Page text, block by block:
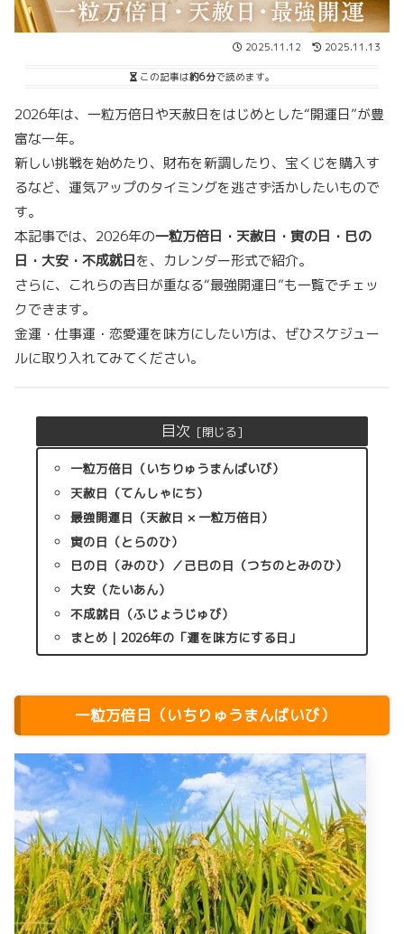
2025.11.12 2025.11.13
この記事は約6分で読めます。
2026年は、一粒万倍日や天赦日をはじめとした“開運日”が豊
富な一年。
新しい挑戦を始めたり、財布を新調したり、宝くじを購入す
るなど、運気アップのタイミングを逃さず活かしたいもので
す。
本記事では、2026年の一粒万倍日・天赦日・寅の日・巳の
日・大安・不成就日を、カレンダー形式で紹介。
さらに、これらの吉日が重なる“最強開運日”も一覧でチェッ
クできます。
金運・仕事運・恋愛運を味方にしたい方は、ぜひスケジュー
ルに取り入れてみてください。
目次
一粒万倍日（いちりゅうまんばいび）
天赦日（てんしゃにち）
最強開運日（天赦日 × 一粒万倍日）
寅の日（とらのひ）
巳の日（みのひ）／己巳の日（つちのとみのひ）
大安（たいあん）
不成就日（ふじょうじゅび）
まとめ｜2026年の「運を味方にする日」
一粒万倍日（いちりゅうまんばいび）